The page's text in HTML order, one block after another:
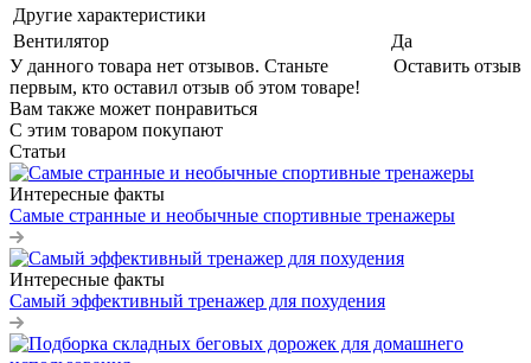
Другие характеристики
Вентилятор
Да
Оставить отзыв
У данного товара нет отзывов. Станьте
первым, кто оставил отзыв об этом товаре!
Вам также может понравиться
С этим товаром покупают
Статьи
Интересные факты
Самые странные и необычные спортивные тренажеры
Интересные факты
Самый эффективный тренажер для похудения